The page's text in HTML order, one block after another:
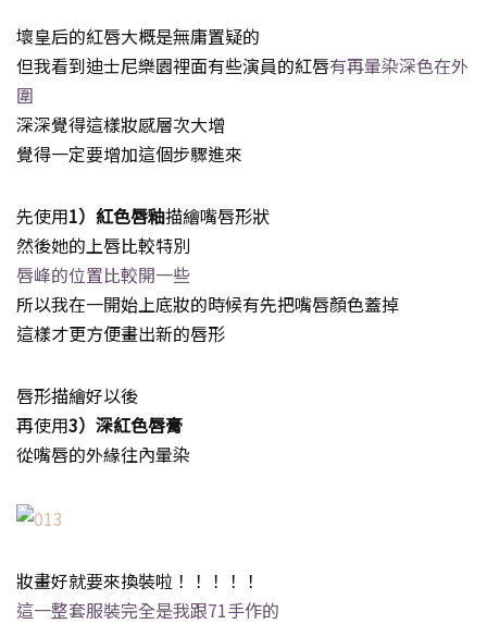
壞皇后的紅唇大概是無庸置疑的
但我看到迪士尼樂園裡面有些演員的紅唇有再暈染深色在外
圍
深深覺得這樣妝感層次大增
覺得一定要增加這個步驟進來
先使用1）紅色唇釉描繪嘴唇形狀
然後她的上唇比較特別
唇峰的位置比較開一些
所以我在一開始上底妝的時候有先把嘴唇顏色蓋掉
這樣才更方便畫出新的唇形
唇形描繪好以後
再使用3）深紅色唇膏
從嘴唇的外緣往內暈染
妝畫好就要來換裝啦！！！！！
這一整套服裝完全是我跟71手作的